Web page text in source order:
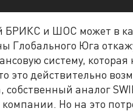
БРИКС и ШОС может в
Глобального Юга
систему,
это действительно
собственный аналог
Но на это